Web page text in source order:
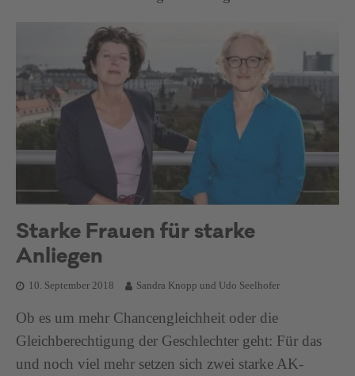
Starke Frauen für starke
Anliegen
10. September 2018 Sandra Knopp und Udo Seelhofer
Ob es um mehr Chancengleichheit oder die
Gleichberechtigung der Geschlechter geht: Für das
und noch viel mehr setzen sich zwei starke AK-